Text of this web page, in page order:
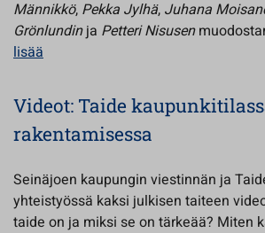
Männikkö, Pekka Jylhä, Juhana
Grönlundinja Petteri Nisusen
lisää
Videot: Taide
rakentamisessa
Seinäjoen kaupungin viestinnän ja
yhteistyössä kaksi julkisen taiteen
taide on ja miksi se on tärkeää? Miten